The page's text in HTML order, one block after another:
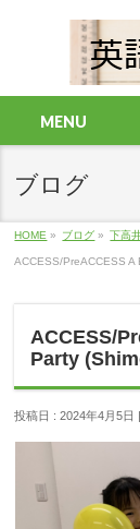
MENU
ブログ
HOME » ブログ » 下高
ACCESS/PreACCESS
ACCESS/
Party
投稿日 : 2024年4月5日